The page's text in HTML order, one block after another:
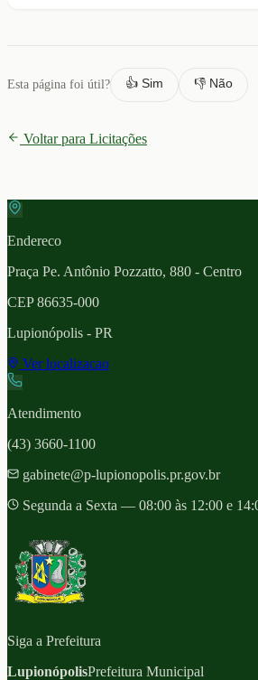
Esta página foi útil? 👍 Sim 👎 Não
Voltar para Licitações
Endereco
Praça Pe. Antônio Pozzatto, 880 - Centro
CEP86635-000
Lupionópolis - PR
Ver localizacao
Atendimento
(43) 3660-1100
gabinete@p-lupionopolis.pr.gov.br
Segunda a Sexta — 08:00 às 12:00 e
Siga a Prefeitura
LupionópolisPrefeitura Municipal